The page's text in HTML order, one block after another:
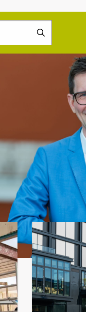
Doorzoek
de
website